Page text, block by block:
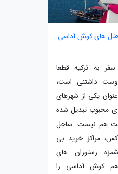
هتل های کوش آداسی
به ترکیه قطعا
داشتنی است؛
یکی از شهرهای
محبوب تبدیل شده
هم نیست. ساحل
مراکز خرید بی
رستوران های
هم کوش آداسی را